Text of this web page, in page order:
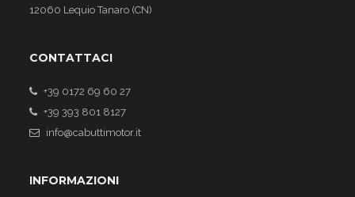
12060 Lequio Tanaro (CN)
CONTATTACI
+39 0172 69 60 27
+39 393 801 8127
info@cabuttimotor.it
INFORMAZIONI